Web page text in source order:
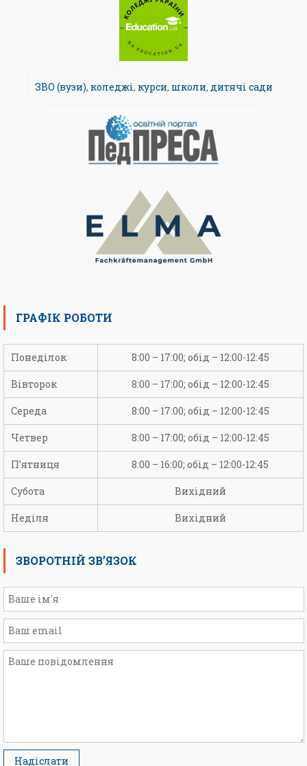
ЗВО (вузи), коледжі, курси, школи, дитячі сади
ГРАФІК РОБОТИ
Понеділок 8:00 – 17:00; обід – 12:00-12:45
Вівторок 8:00 – 17:00; обід – 12:00-12:45
Середа 8:00 – 17:00; обід – 12:00-12:45
Четвер 8:00 – 17:00; обід – 12:00-12:45
П’ятниця 8:00 – 16:00; обід – 12:00-12:45
Субота Вихідний
Неділя Вихідний
ЗВОРОТНІЙ ЗВ’ЯЗОК